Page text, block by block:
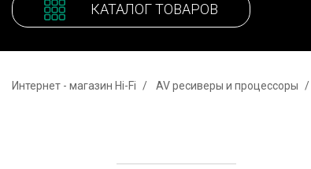
КАТАЛОГ ТОВАРОВ
Интернет - магазин Hi-Fi AV ресиверы и процессоры